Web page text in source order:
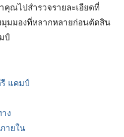
คุณไปสำรวจรายละเอียดที่
มมองที่หลากหลายก่อนตัดสิน
ป์
แคมป์
ง
ายใน